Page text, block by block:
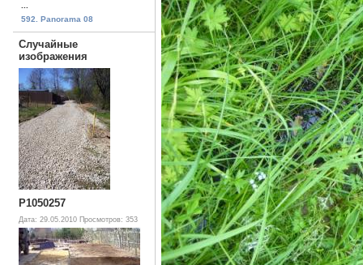
...
592. Panorama 08
Случайные
изображения
P1050257
Дата: 29.05.2010 Просмотров: 353